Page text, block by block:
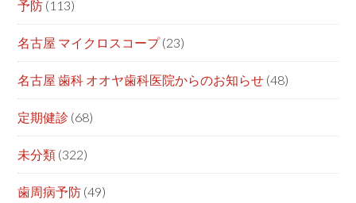
予防 (113)
名古屋 マイクロスコープ(23)
名古屋 歯科 オオヤ歯科医院からのお知らせ (48)
定期健診 (68)
未分類 (322)
歯周病予防 (49)